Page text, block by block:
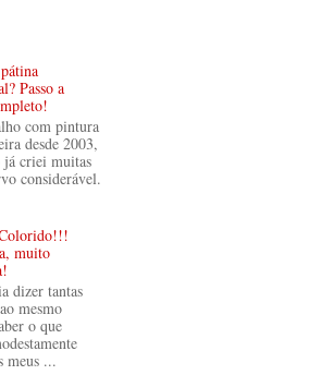
Passo a
com pintura
desde 2003,
já criei muitas
considerável.
muito
dizer tantas
mesmo
o que
meus ...